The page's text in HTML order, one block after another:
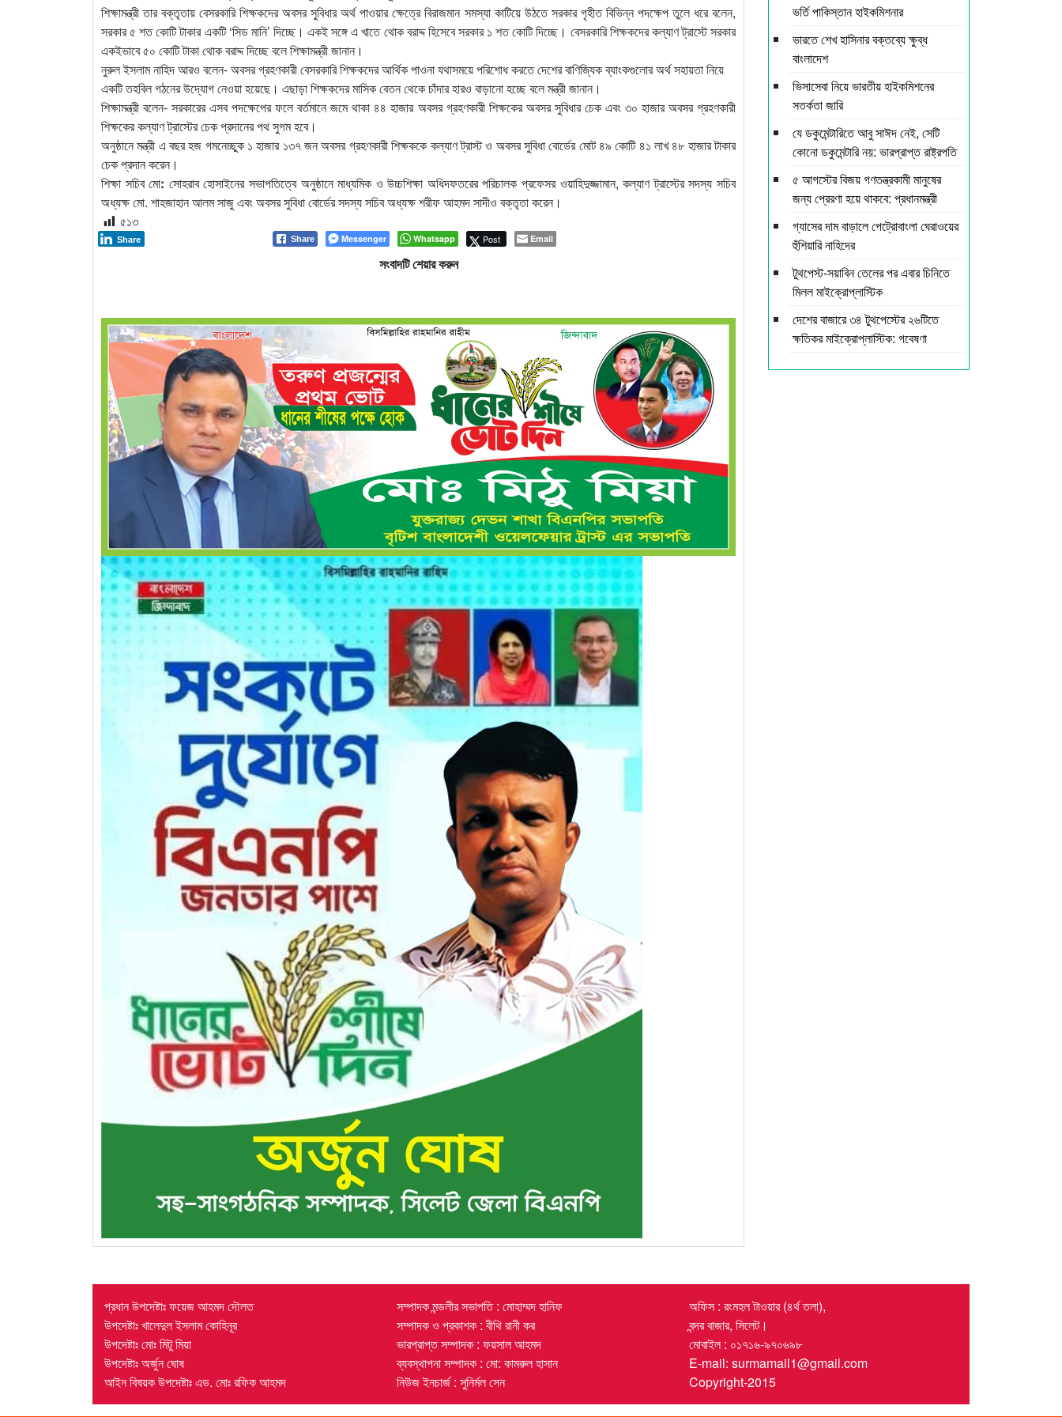
শিক্ষামন্ত্রী তার বক্তৃতায় বেসরকারি শিক্ষকদের অবসর সুবিধার অর্থ পাওয়ার ক্ষেত্রে বিরাজমান সমস্যা কাটিয়ে উঠতে সরকার গৃহীত বিভিন্ন পদক্ষেপ তুলে ধরে বলেন,
সরকার ৫ শত কোটি টাকার একটি ‘সিড মানি’ দিচ্ছে। একই সঙ্গে এ খাতে থোক বরাদ্দ হিসেবে সরকার ১ শত কোটি দিচ্ছে। বেসরকারি শিক্ষকদের কল্যাণ ট্রাস্টে সরকার
একইভাবে ৫০ কোটি টাকা থোক বরাদ্দ দিচ্ছে বলে শিক্ষামন্ত্রী জানান।
নুরুল ইসলাম নাহিদ আরও বলেন- অবসর গ্রহণকারী বেসরকারি শিক্ষকদের আর্থিক পাওনা যথাসময়ে পরিশোধ করতে দেশের বাণিজ্যিক ব্যাংকগুলোর অর্থ সহায়তা নিয়ে
একটি তহবিল গঠনের উদ্যোগ নেওয়া হয়েছে। এছাড়া শিক্ষকদের মাসিক বেতন থেকে চাঁদার হারও বাড়ানো হচ্ছে বলে মন্ত্রী জানান।
শিক্ষামন্ত্রী বলেন- সরকারের এসব পদক্ষেপের ফলে বর্তমানে জমে থাকা ৪৪ হাজার অবসর গ্রহণকারী শিক্ষকের অবসর সুবিধার চেক এবং ৩০ হাজার অবসর গ্রহণকারী
শিক্ষকের কল্যাণ ট্রাস্টের চেক প্রদানের পথ সুগম হবে।
অনুষ্ঠানে মন্ত্রী এ বছর হজ গমনেচ্ছুক ১ হাজার ১৩৭ জন অবসর গ্রহণকারী শিক্ষককে কল্যাণ ট্রাস্ট ও অবসর সুবিধা বোর্ডের মোট ৪৯ কোটি ৪১ লাখ ৪৮ হাজার টাকার
চেক প্রদান করেন।
শিক্ষা সচিব মো: সোহরাব হোসাইনের সভাপতিত্বে অনুষ্ঠানে মাধ্যমিক ও উচ্চশিক্ষা অধিদফতরের পরিচালক প্রফেসর ওয়াহিদুজ্জামান, কল্যাণ ট্রাস্টের সদস্য সচিব
অধ্যক্ষ মো. শাহজাহান আলম সাজু এবং অবসর সুবিধা বোর্ডের সদস্য সচিব অধ্যক্ষ শরীফ আহমদ সাদীও বক্তৃতা করেন।
৫১৩
Share Messenger Whatsapp Post
Share Email
সংবাদটি শেয়ার করুন
ভর্তি পাকিস্তান হাইকমিশনার
ভারতে শেখ হাসিনার বক্তব্যে ক্ষুব্ধ
বাংলাদেশ
ভিসাসেবা নিয়ে ভারতীয় হাইকমিশনের
সতর্কতা জারি
যে ডকুমেন্টারিতে আবু সাঈদ নেই, সেটি
কোনো ডকুমেন্টারি নয়: ভারপ্রাপ্ত রাষ্ট্রপতি
৫ আগস্টের বিজয় গণতন্ত্রকামী মানুষের
জন্য প্রেরণা হয়ে থাকবে: প্রধানমন্ত্রী
গ্যাসের দাম বাড়ালে পেট্রোবাংলা ঘেরাওয়ের
হুঁশিয়ারি নাহিদের
টুথপেস্ট-সয়াবিন তেলের পর এবার চিনিতে
মিলল মাইক্রোপ্লাস্টিক
দেশের বাজারে ৩৪ টুথপেস্টের ২৬টিতে
ক্ষতিকর মাইক্রোপ্লাস্টিক: গবেষণা
প্রধান উপদেষ্টাঃ ফয়েজ আহমদ দৌলত
উপদেষ্টাঃ খালেদুল ইসলাম কোহিনূর
উপদেষ্টাঃ মোঃ মিটু মিয়া
উপদেষ্টাঃ অর্জুন ঘোষ
আইন বিষয়ক উপদেষ্টাঃ এড. মোঃ রফিক আহমদ
সম্পাদক মন্ডলীর সভাপতি : মোহাম্মদ হানিফ
সম্পাদক ও প্রকাশক : বীথি রানী কর
ভারপ্রাপ্ত সম্পাদক : ফয়সাল আহমদ
ব্যবস্থাপনা সম্পাদক : মো: কামরুল হাসান
নিউজ ইনচার্জ : সুনির্মল সেন
অফিস : রংমহল টাওয়ার (৪র্থ তলা),
বন্দর বাজার, সিলেট।
মোবাইল : ০১৭১৬-৯৭০৬৯৮
E-mail: surmamail1@gmail.com
Copyright-2015